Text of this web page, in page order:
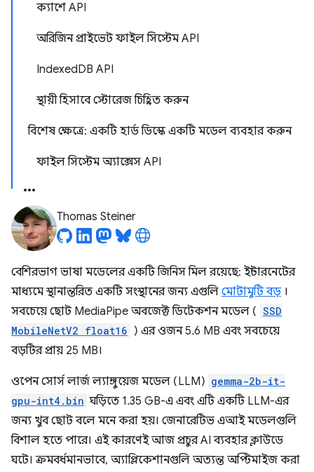
ক্যাশে API
অরিজিন প্রাইভেট ফাইল সিস্টেম API
IndexedDB API
স্থায়ী হিসাবে স্টোরেজ চিহ্নিত করুন
বিশেষ ক্ষেত্রে: একটি হার্ড ডিস্কে একটি মডেল ব্যবহার করুন
ফাইল সিস্টেম অ্যাক্সেস API
Thomas Steiner
বেশিরভাগ ভাষা মডেলের একটি জিনিস মিল রয়েছে: ইন্টারনেটের
মাধ্যমে স্থানান্তরিত একটি সংস্থানের জন্য এগুলি মোটামুটি বড়।
সবচেয়ে ছোট MediaPipe অবজেক্ট ডিটেকশন মডেল ( SSD
MobileNetV2 float16 ) এর ওজন 5.6 MB এবং সবচেয়ে
বড়টির প্রায় 25 MB।
ওপেন সোর্স লার্জ ল্যাঙ্গুয়েজ মডেল (LLM) gemma-2b-it-
gpu-int4.bin ঘড়িতে 1.35 GB-এ এবং এটি একটি LLM-এর
জন্য খুব ছোট বলে মনে করা হয়। জেনারেটিভ এআই মডেলগুলি
বিশাল হতে পারে। এই কারণেই আজ প্রচুর AI ব্যবহার ক্লাউডে
ঘটে। ক্রমবর্ধমানভাবে, অ্যাপ্লিকেশানগুলি অত্যন্ত অপ্টিমাইজ করা